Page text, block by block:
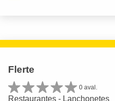
Flerte
0 aval.
Restaurantes - Lanchonetes